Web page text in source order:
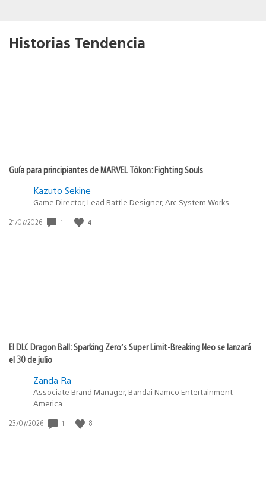
Historias Tendencia
Guía para principiantes de MARVEL Tōkon: Fighting Souls
Kazuto Sekine
Game Director, Lead Battle Designer, Arc System Works
Fecha
21/07/2026 1 4
El DLC Dragon Ball: Sparking Zero’s Super Limit-Breaking Neo se lanzará
el 30 de julio
Zanda Ra
Associate Brand Manager, Bandai Namco Entertainment
America
Fecha
23/07/2026 1 8